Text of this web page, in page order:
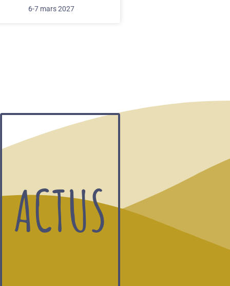
6-7 mars 2027
ACTUS